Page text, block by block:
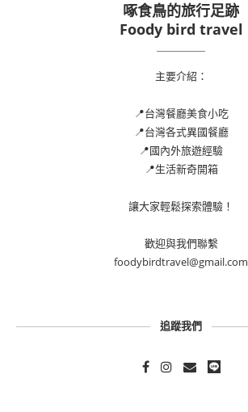
啄食鳥的旅行足跡
Foody bird travel
主要介紹：
📍台灣餐廳美食小吃
📍台灣各式異國餐廳
📍國內外旅遊經驗
📍生活新奇開箱
讓大家輕鬆探索體驗！
歡迎與我們聯繫
foodybirdtravel@gmail.com
追蹤我們